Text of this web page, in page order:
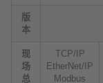
版
本
现
场
总
TCP/IP
EtherNet/IP
Modbus